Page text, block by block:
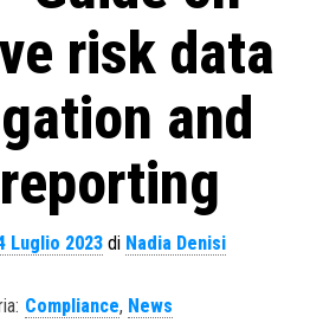
risk data
and
Luglio 2023di Nadia Denisi
Compliance, News